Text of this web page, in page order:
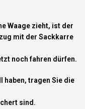
Waage zieht, ist der
mit der Sackkarre
noch fahren dürfen.
haben, tragen Sie die
sind.